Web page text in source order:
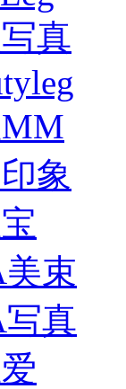
真
象
束
真